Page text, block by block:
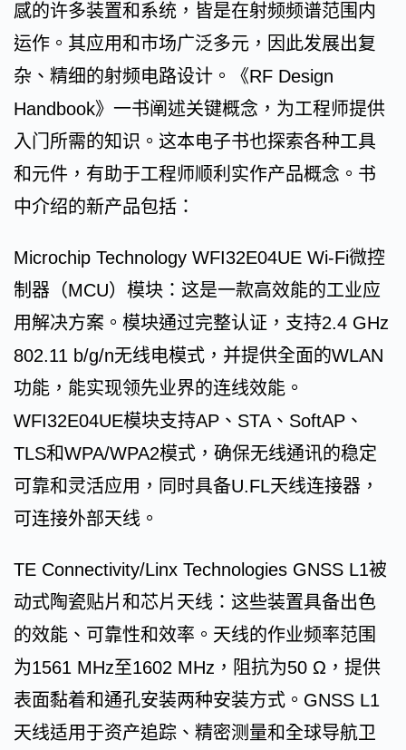
感的许多装置和系统，皆是在射频频谱范围内
运作。其应用和市场广泛多元，因此发展出复
杂、精细的射频电路设计。《RF Design
Handbook》一书阐述关键概念，为工程师提供
入门所需的知识。这本电子书也探索各种工具
和元件，有助于工程师顺利实作产品概念。书
中介绍的新产品包括：
Microchip Technology WFI32E04UE Wi-Fi微控
制器（MCU）模块：这是一款高效能的工业应
用解决方案。模块通过完整认证，支持2.4 GHz
802.11 b/g/n无线电模式，并提供全面的WLAN
功能，能实现领先业界的连线效能。
WFI32E04UE模块支持AP、STA、SoftAP、
TLS和WPA/WPA2模式，确保无线通讯的稳定
可靠和灵活应用，同时具备U.FL天线连接器，
可连接外部天线。
TE Connectivity/Linx Technologies GNSS L1被
动式陶瓷贴片和芯片天线：这些装置具备出色
的效能、可靠性和效率。天线的作业频率范围
为1561 MHz至1602 MHz，阻抗为50 Ω，提供
表面黏着和通孔安装两种安装方式。GNSS L1
天线适用于资产追踪、精密测量和全球导航卫